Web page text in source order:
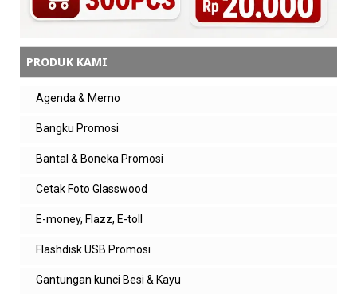
PRODUK KAMI
Agenda & Memo
Bangku Promosi
Bantal & Boneka Promosi
Cetak Foto Glasswood
E-money, Flazz, E-toll
Flashdisk USB Promosi
Gantungan kunci Besi & Kayu